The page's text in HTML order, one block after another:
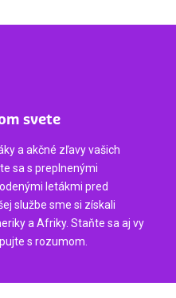
svete
a akčné zľavy vašich
sa s preplnenými
letákmi pred
službe sme si získali
a Afriky. Staňte sa aj vy
s rozumom.